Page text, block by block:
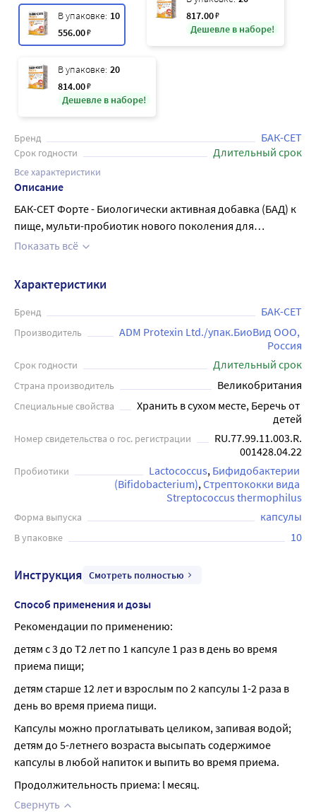
В упаковке: 10
556.00₽
817.00₽
Дешевле в наборе!
В упаковке: 20
814.00₽
Дешевле в наборе!
Бренд БАК-СЕТ
Срок годности Длительный срок
Все характеристики
Описание
БАК-СЕТ Форте - Биологически активная добавка (БАД) к
пище, мульти-пробиотик нового поколения для
взрослых и детей с 3-х лет. Содержит 14 видов полезных
вскармливания. Рекомендуется при дисбактериозе,
приеме антибиотиков, кишечных инфекцих и
отравлениях, нарушении стула (диарея, запор) ,
нарушениях пищеварения (боли, спазмы, вздутие),
рекомендуется проконсультироваться с врачом.
Показать всё
Характеристики
Бренд БАК-СЕТ
Производитель
ADM Protexin Ltd./упак.БиоВид ООО,
Россия
Срок годности Длительный срок
Страна производитель Великобритания
Специальные свойства
Хранить в сухом месте, Беречь от
детей
Номер свидетельства о гос. регистрации
RU.77.99.11.003.R.
001428.04.22
Пробиотики Lactococcus Бифидобактерии
(Bifidobacterium) Стрептококки вида
Streptococcus thermophilus
Форма выпуска капсулы
В упаковке 10
Инструкция Смотреть полностью
Способ применения и дозы
Рекомендации по применению:
детям с 3 до Т2 лет по 1 капсуле 1 раз в день во время
приема пищи;
детям старше 12 лет и взрослым по 2 капсулы 1-2 раза в
день во время приема пищи.
Капсулы можно проглатывать целиком, запивая водой;
детям до 5-летнего возраста высыпать содержимое
капсулы в любой напиток и выпить во время приема.
Продолжительность приема: l месяц.
Свернуть